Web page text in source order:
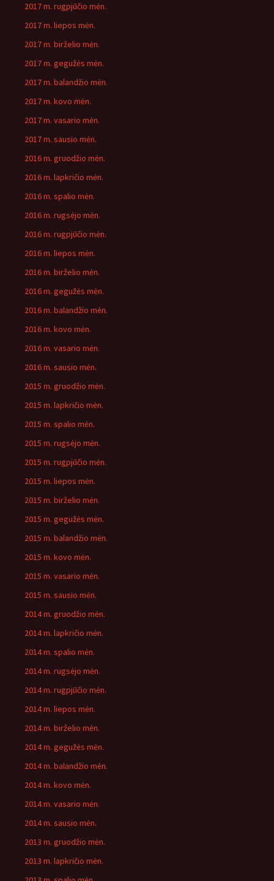
2017 m. rugpjūčio mėn.
2017 m. liepos mėn.
2017 m. birželio mėn.
2017 m. gegužės mėn.
2017 m. balandžio mėn.
2017 m. kovo mėn.
2017 m. vasario mėn.
2017 m. sausio mėn.
2016 m. gruodžio mėn.
2016 m. lapkričio mėn.
2016 m. spalio mėn.
2016 m. rugsėjo mėn.
2016 m. rugpjūčio mėn.
2016 m. liepos mėn.
2016 m. birželio mėn.
2016 m. gegužės mėn.
2016 m. balandžio mėn.
2016 m. kovo mėn.
2016 m. vasario mėn.
2016 m. sausio mėn.
2015 m. gruodžio mėn.
2015 m. lapkričio mėn.
2015 m. spalio mėn.
2015 m. rugsėjo mėn.
2015 m. rugpjūčio mėn.
2015 m. liepos mėn.
2015 m. birželio mėn.
2015 m. gegužės mėn.
2015 m. balandžio mėn.
2015 m. kovo mėn.
2015 m. vasario mėn.
2015 m. sausio mėn.
2014 m. gruodžio mėn.
2014 m. lapkričio mėn.
2014 m. spalio mėn.
2014 m. rugsėjo mėn.
2014 m. rugpjūčio mėn.
2014 m. liepos mėn.
2014 m. birželio mėn.
2014 m. gegužės mėn.
2014 m. balandžio mėn.
2014 m. kovo mėn.
2014 m. vasario mėn.
2014 m. sausio mėn.
2013 m. gruodžio mėn.
2013 m. lapkričio mėn.